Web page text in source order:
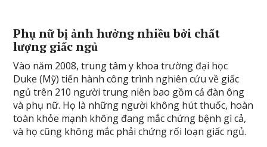
Phụ nữ bị ảnh hưởng nhiều bởi chất
lượng giấc ngủ
Vào năm 2008, trung tâm y khoa trường đại học
Duke (Mỹ) tiến hành công trình nghiên cứu về giấc
ngủ trên 210 người trung niên bao gồm cả đàn ông
và phụ nữ. Họ là những người không hút thuốc, hoàn
toàn khỏe mạnh không đang mắc chứng bệnh gì cả,
và họ cũng không mắc phải chứng rối loạn giấc ngủ.